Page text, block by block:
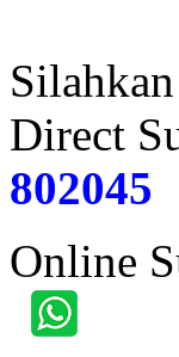
Direct
802045
Online